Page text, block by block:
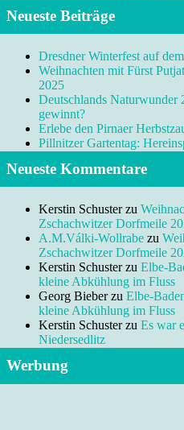
Neueste Beiträge
Dresdner Winterfest auf
Weihnachten mit Fürst
2025
Deutschlands Naturwunder
gewinnt?
Erlebe den Pirnaer
Pillnitzer Gartentag:
Neueste Kommentare
Kerstin Schusterzu
Zschachwitzer Dorfmeile
A.M.Válki-Wollrabe zu
Zschachwitzer Dorfmeile
Kerstin Schusterzu Elbe-
kleine Abkühlung im Fluss
Georg Bieberzu Elbe-
kleine Abkühlung im Fluss
Kerstin Schusterzu Es war
Niedersedlitz
Werbung